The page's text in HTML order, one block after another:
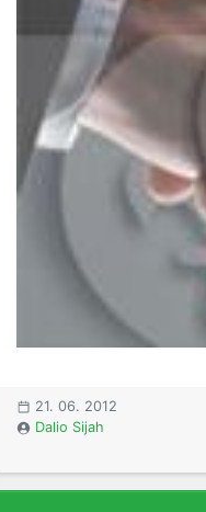
21. 06. 2012
Dalio Sijah